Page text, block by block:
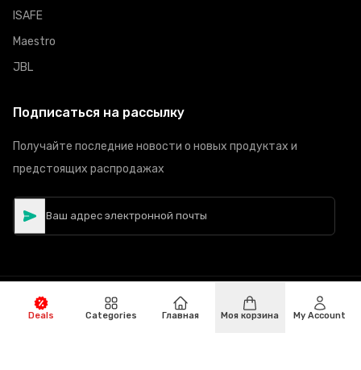
ISAFE
Maestro
JBL
Подписаться на рассылку
Получайте последние новости о новых продуктах и
предстоящих распродажах
© Авторское право Hiphone Telecom
Все права
Deals Categories Главная Моя корзина My Account